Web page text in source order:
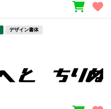
デザイン書体